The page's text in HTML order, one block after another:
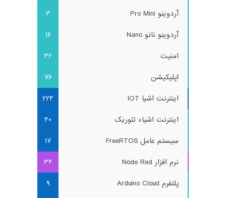
آردوینو Pro Mini
3
آردوینو نانو Nano
16
امنیت
32
اپلیکیشن
76
اینترنت اشیا IOT
224
اینترنت اشیاء تئوریک
40
سیستم عامل FreeRTOS
17
نرم افزار Node Red
34
پلتفرم Arduino Cloud
9